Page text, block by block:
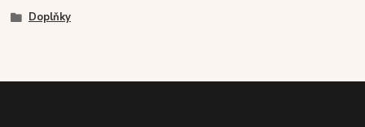
Doplňky